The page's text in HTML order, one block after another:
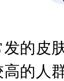
皮肤
的人